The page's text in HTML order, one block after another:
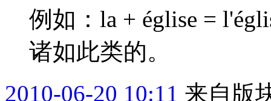
例如：la + église =
诸如此类的。
2010-06-20 10:11 来自版